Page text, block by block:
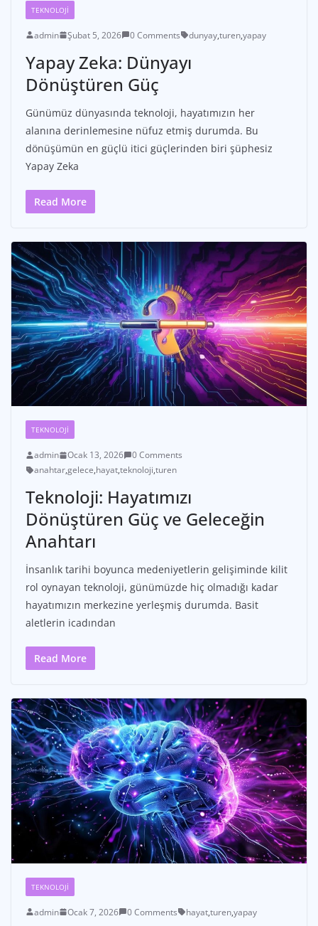
TEKNOLOJI
admin Şubat 5, 2026 0 Comments dunyay,turen,yapay
Yapay Zeka: Dünyayı
Dönüştüren Güç
Günümüz dünyasında teknoloji, hayatımızın her
alanına derinlemesine nüfuz etmiş durumda. Bu
dönüşümün en güçlü itici güçlerinden biri şüphesiz
Yapay Zeka
Read More
TEKNOLOJI
admin Ocak 13, 2026
0 Comments
anahtar,gelece,hayat,teknoloji,turen
Teknoloji: Hayatımızı
Dönüştüren Güç ve Geleceğin
Anahtarı
İnsanlık tarihi boyunca medeniyetlerin gelişiminde kilit
rol oynayan teknoloji, günümüzde hiç olmadığı kadar
hayatımızın merkezine yerleşmiş durumda. Basit
aletlerin icadından
Read More
TEKNOLOJI
admin Ocak 7, 2026 0 Comments hayat,turen,yapay